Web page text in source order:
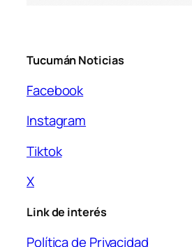
Tucumán Noticias
Facebook
Instagram
Tiktok
X
Link de interés
Política de Privacidad